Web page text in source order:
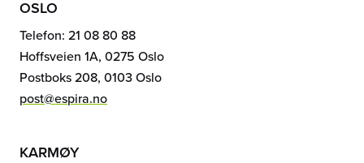
OSLO
Telefon: 21 08 80 88
Hoffsveien 1A, 0275 Oslo
Postboks 208, 0103 Oslo
post@espira.no
KARMØY